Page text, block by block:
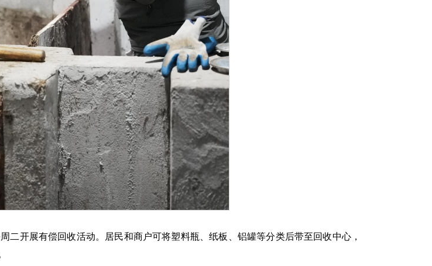
二开展有偿回收活动。居民和商户可将塑料瓶、纸板、铝罐等分类后带至回收中心，